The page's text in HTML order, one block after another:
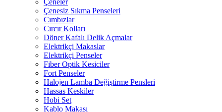
Çeneler
Çenesiz Sıkma Penseleri
Cımbızlar
Cırcır Kolları
Döner Kafalı Delik Açmalar
Elektrikçi Makaslar
Elektrikçi Penseler
Fiber Optik Kesiciler
Fort Penseler
Halojen Lamba Değiştirme Pensleri
Hassas Keskiler
Hobi Set
Kablo Makası